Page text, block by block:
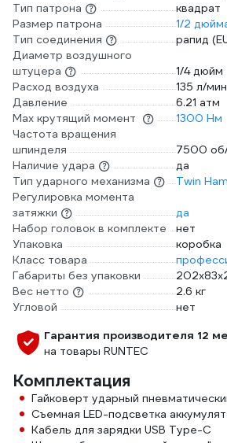
Тип патрона
квадрат
Размер патрона
1/2
Тип соединения
рапид
Диаметр воздушного
штуцера
1/4 дюйм
Расход воздуха
135 л/мин
Давление
6.21 атм
Max крутящий момент
1300 Нм
Частота вращения
шпинделя
7500
Наличие удара
да
Тип ударного механизма
Twin
Регулировка момента
затяжки
да
Набор головок в комплекте
нет
Упаковка
коробка
Класс товара
Габариты без упаковки
Вес нетто
2.6 кг
Угловой
нет
Гарантия производителя 12
на товары RUNTEC
Комплектация
Гайковерт ударный
Съемная LED-подсветка
Кабель для зарядки USB Type-C